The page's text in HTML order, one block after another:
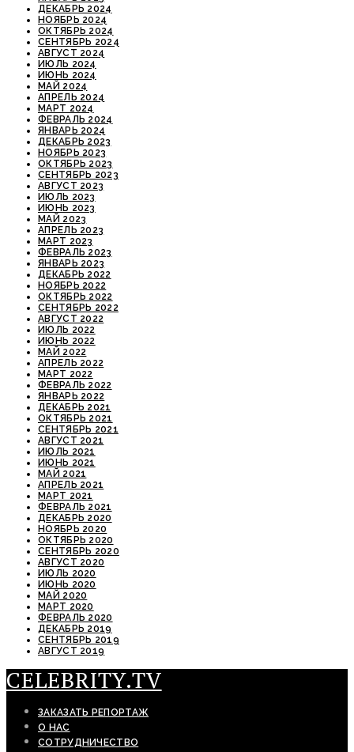
ДЕКАБРЬ 2024
НОЯБРЬ 2024
ОКТЯБРЬ 2024
СЕНТЯБРЬ 2024
АВГУСТ 2024
ИЮЛЬ 2024
ИЮНЬ 2024
МАЙ 2024
АПРЕЛЬ 2024
МАРТ 2024
ФЕВРАЛЬ 2024
ЯНВАРЬ 2024
ДЕКАБРЬ 2023
НОЯБРЬ 2023
ОКТЯБРЬ 2023
СЕНТЯБРЬ 2023
АВГУСТ 2023
ИЮЛЬ 2023
ИЮНЬ 2023
МАЙ 2023
АПРЕЛЬ 2023
МАРТ 2023
ФЕВРАЛЬ 2023
ЯНВАРЬ 2023
ДЕКАБРЬ 2022
НОЯБРЬ 2022
ОКТЯБРЬ 2022
СЕНТЯБРЬ 2022
АВГУСТ 2022
ИЮЛЬ 2022
ИЮНЬ 2022
МАЙ 2022
АПРЕЛЬ 2022
МАРТ 2022
ФЕВРАЛЬ 2022
ЯНВАРЬ 2022
ДЕКАБРЬ 2021
ОКТЯБРЬ 2021
СЕНТЯБРЬ 2021
АВГУСТ 2021
ИЮЛЬ 2021
ИЮНЬ 2021
МАЙ 2021
АПРЕЛЬ 2021
МАРТ 2021
ФЕВРАЛЬ 2021
ДЕКАБРЬ 2020
НОЯБРЬ 2020
ОКТЯБРЬ 2020
СЕНТЯБРЬ 2020
АВГУСТ 2020
ИЮЛЬ 2020
ИЮНЬ 2020
МАЙ 2020
МАРТ 2020
ФЕВРАЛЬ 2020
ДЕКАБРЬ 2019
СЕНТЯБРЬ 2019
АВГУСТ 2019
CELEBRITY.TV
ЗАКАЗАТЬ РЕПОРТАЖ
О НАС
СОТРУДНИЧЕСТВО